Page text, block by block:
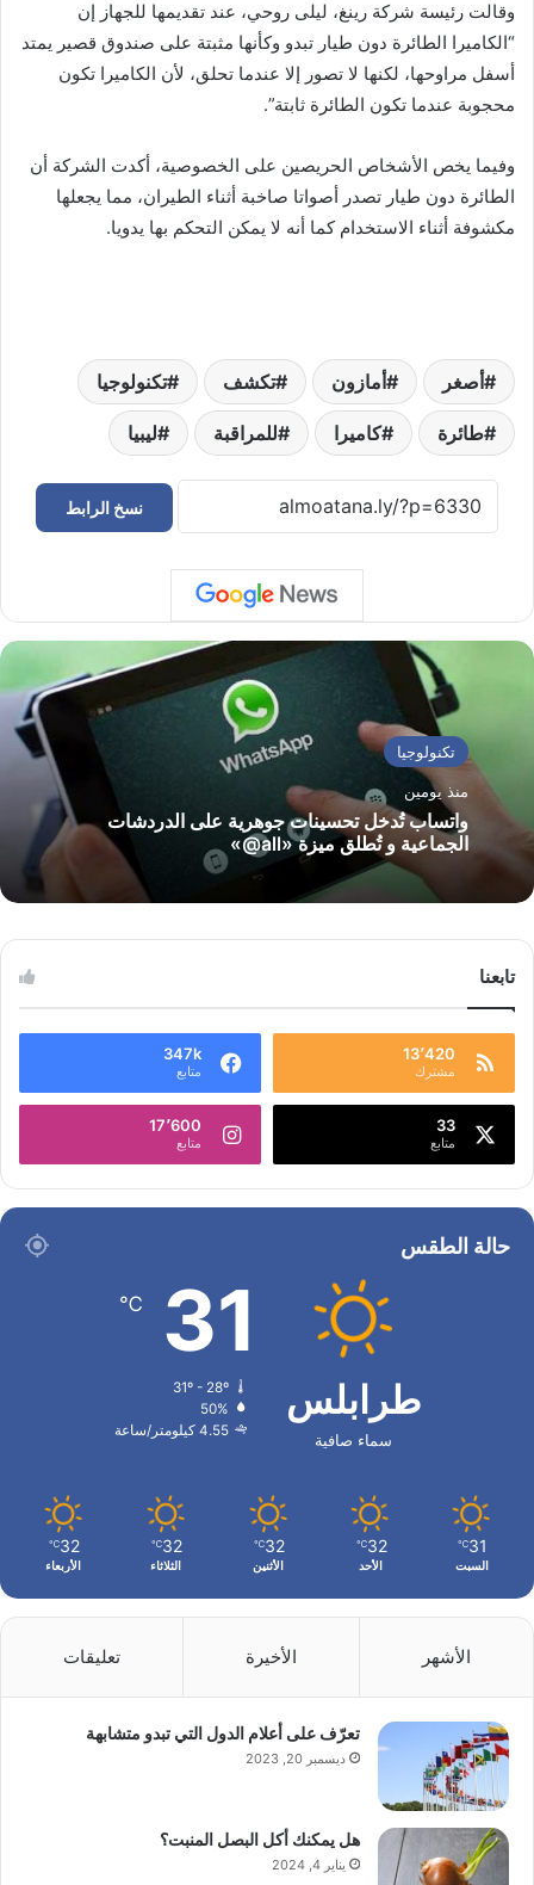
وقالت رئيسة شركة رينغ، ليلى روحي، عند تقديمها للجهاز إن
“الكاميرا الطائرة دون طيار تبدو وكأنها مثبتة على صندوق قصير يمتد
أسفل مراوحها، لكنها لا تصور إلا عندما تحلق، لأن الكاميرا تكون
محجوبة عندما تكون الطائرة ثابتة”.
وفيما يخص الأشخاص الحريصين على الخصوصية، أكدت الشركة أن
الطائرة دون طيار تصدر أصواتا صاخبة أثناء الطيران، مما يجعلها
مكشوفة أثناء الاستخدام كما أنه لا يمكن التحكم بها يدويا.
أصغر أمازون تكشف تكنولوجيا
طائرة كاميرا للمراقبة ليبيا
نسخ الرابط
تكنولوجيا
منذ يومين
واتساب تُدخل تحسينات جوهرية على الدردشات
الجماعية و تُطلق ميزة «all@»
تابعنا
13٬420
مشترك
347k
متابع
33
متابع
17٬600
متابع
حالة الطقس
طرابلس
سماء صافية
31
℃
31º - 28º
50%
4.55 كيلومتر/ساعة
31
℃
السبت
32
℃
الأحد
32
℃
الأثنين
32
℃
الثلاثاء
32
℃
الأربعاء
الأشهر الأخيرة تعليقات
تعرّف على أعلام الدول التي تبدو متشابهة
ديسمبر 20, 2023
هل يمكنك أكل البصل المنبت؟
يناير 4, 2024